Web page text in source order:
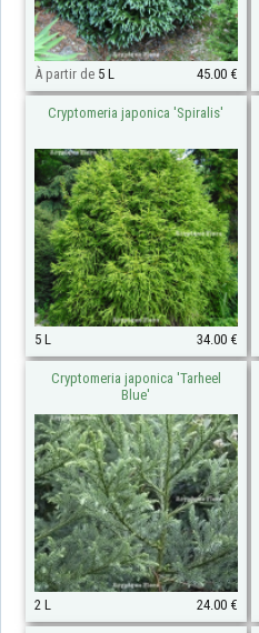
À partir de 5 L 45.00 €
Cryptomeria japonica 'Spiralis'
5 L 34.00 €
Cryptomeria japonica 'Tarheel
Blue'
2 L 24.00 €